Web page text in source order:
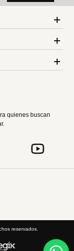
quienes buscan
reservados.